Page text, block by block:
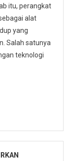
itu, perangkat
alat
yang
Salah satunya
teknologi